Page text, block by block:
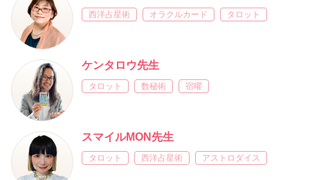
西洋占星術 オラクルカード タロット
ケンタロウ先生
タロット 数秘術 宿曜
スマイルMON先生
タロット 西洋占星術 アストロダイス